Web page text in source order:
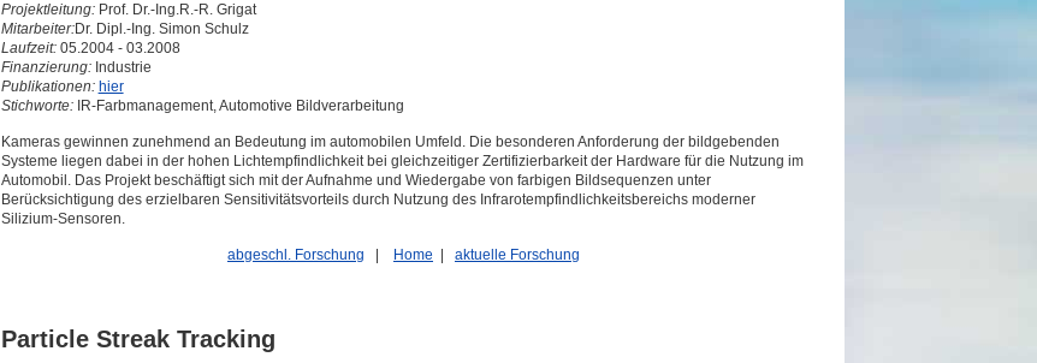
Projektleitung: Prof. Dr.-Ing.R.-R. Grigat
Mitarbeiter:Dr. Dipl.-Ing. Simon Schulz
Laufzeit: 05.2004 - 03.2008
Finanzierung: Industrie
Publikationen: hier
Stichworte: IR-Farbmanagement, Automotive Bildverarbeitung
Kameras gewinnen zunehmend an Bedeutung im automobilen Umfeld. Die besonderen Anforderung der bildgebenden
Systeme liegen dabei in der hohen Lichtempfindlichkeit bei gleichzeitiger Zertifizierbarkeit der Hardware für die Nutzung im
Automobil. Das Projekt beschäftigt sich mit der Aufnahme und Wiedergabe von farbigen Bildsequenzen unter
Berücksichtigung des erzielbaren Sensitivitätsvorteils durch Nutzung des Infrarotempfindlichkeitsbereichs moderner
Silizium-Sensoren.
abgeschl. Forschung Home aktuelle Forschung
Particle Streak Tracking